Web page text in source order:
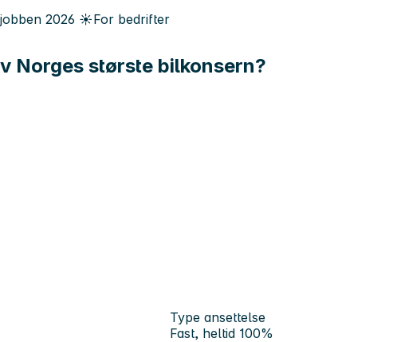
2026 ☀️For bedrifter
Norges største bilkonsern?
Type ansettelse
Fast, heltid 100%